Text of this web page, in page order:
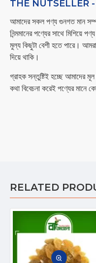
THE NUTSELLER -
আমাদের সকল পণ্য গুনগত মান
নিন্মমানের পণ্যের সাথে মিশিয়ে
মুল্য কিছুটা বেশী হতে পারে।
দিয়ে থাকি।
গ্রাহক সন্তুষ্টিই হচ্ছে আমাদের
কথা বিবেচনা করেই পণ্যের মানে
RELATED